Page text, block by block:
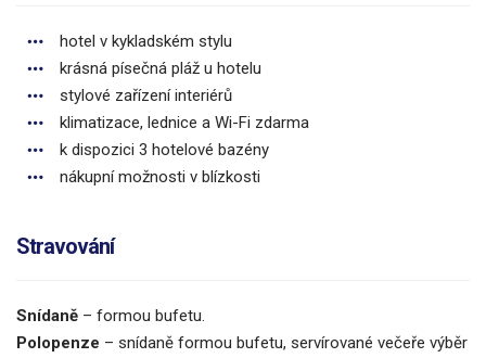
hotel v kykladském stylu
krásná písečná pláž u hotelu
stylové zařízení interiérů
klimatizace, lednice a Wi-Fi zdarma
k dispozici 3 hotelové bazény
nákupní možnosti v blízkosti
Stravování
Snídaně – formou bufetu.
Polopenze – snídaně formou bufetu, servírované večeře výběr